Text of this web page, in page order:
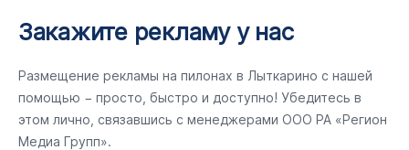
Закажите рекламу у нас
Размещение рекламы на пилонах в Лыткарино с нашей
помощью − просто, быстро и доступно! Убедитесь в
этом лично, связавшись с менеджерами ООО РА «Регион
Медиа Групп».